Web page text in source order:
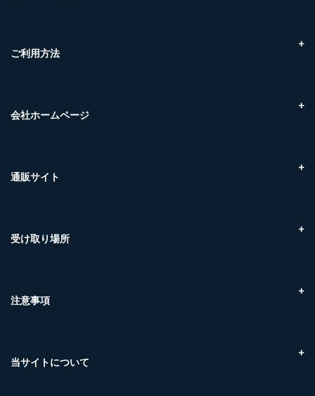
鮮魚ボックス
カニ
冷凍品
ご利用方法
配送・お引渡しについて
領収書について
会社ホームページ
マリンネクスト株式会社
通販サイト
受け取り場所
ケンスイ（尾道市東尾道）
注意事項
当サイトについて